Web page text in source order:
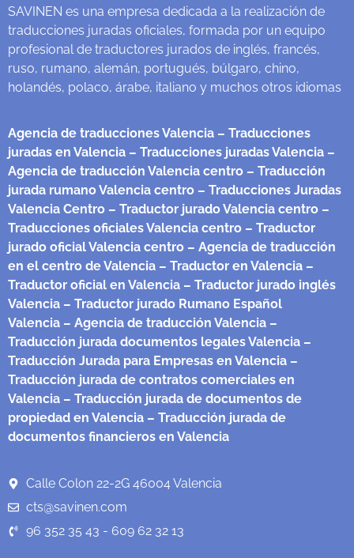
SAVINEN es una empresa dedicada a la realización de
traducciones juradas oficiales, formada por un equipo
profesional de traductores jurados de inglés, francés,
ruso, rumano, alemán, portugués, búlgaro, chino,
holandés, polaco, árabe, italiano y muchos otros idiomas
Agencia de traducciones Valencia – Traducciones
juradas en Valencia – Traducciones juradas Valencia –
Agencia de traducción Valencia centro – Traducción
jurada rumano Valencia centro – Traducciones Juradas
Valencia Centro – Traductor jurado Valencia centro –
Traducciones oficiales Valencia centro – Traductor
jurado oficial Valencia centro – Agencia de traducción
en el centro de Valencia – Traductor en Valencia –
Traductor oficial en Valencia – Traductor jurado inglés
Valencia – Traductor jurado Rumano Español
Valencia – Agencia de traducción Valencia –
Traducción jurada documentos legales Valencia –
Traducción Jurada para Empresas en Valencia –
Traducción jurada de contratos comerciales en
Valencia – Traducción jurada de documentos de
propiedad en Valencia – Traducción jurada de
documentos financieros en Valencia
Calle Colon 22-2G 46004 Valencia
cts@savinen.com
96 352 35 43 - 609 62 32 13